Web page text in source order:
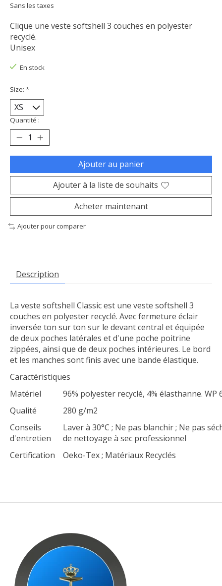
Sans les taxes
Clique une veste softshell 3 couches en polyester
recyclé.
Unisex
En stock
Size: *
Quantité :
Ajouter au panier
Ajouter à la liste de souhaits
Acheter maintenant
Ajouter pour comparer
Description
La veste softshell Classic est une veste softshell 3
couches en polyester recyclé. Avec fermeture éclair
inversée ton sur ton sur le devant central et équipée
de deux poches latérales et d'une poche poitrine
zippées, ainsi que de deux poches intérieures. Le bord
et les manches sont finis avec une bande élastique.
Caractéristiques
Matériel
96% polyester recyclé, 4% élasthanne. WP
Qualité
280 g/m2
Conseils
d'entretien
Laver à 30°C ; Ne pas blanchir ; Ne pas
de nettoyage à sec professionnel
Certification
Oeko-Tex ; Matériaux Recyclés